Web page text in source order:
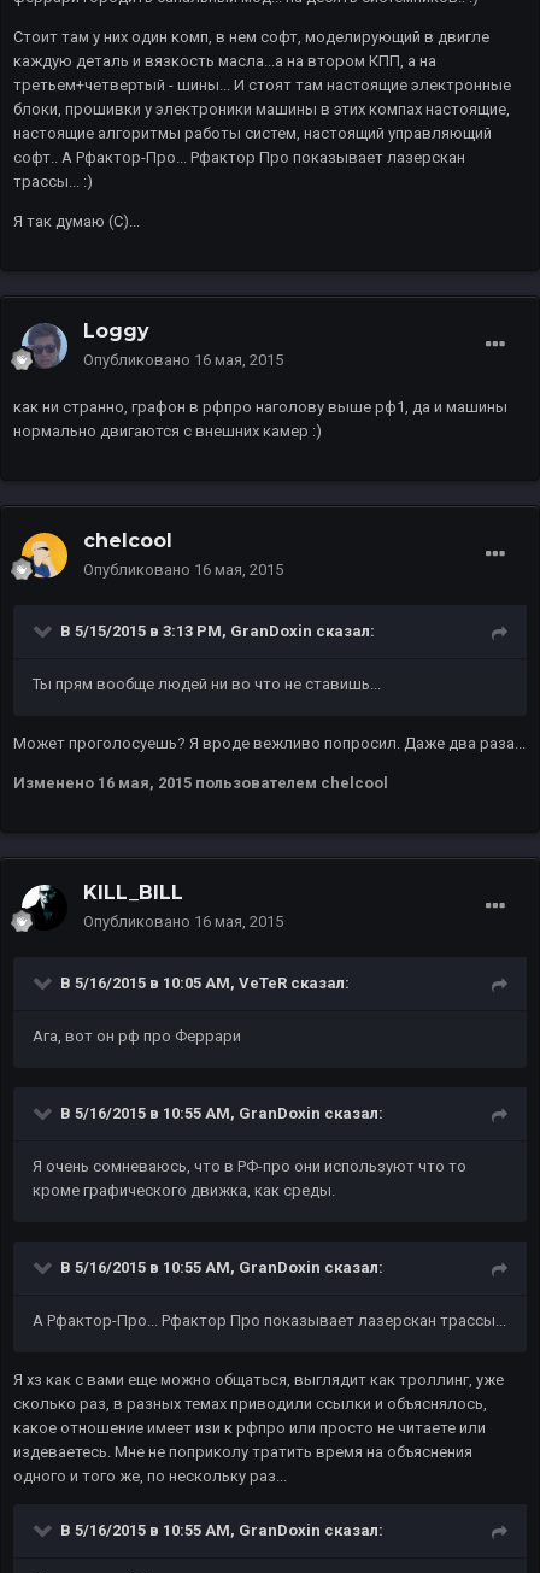
Стоит там у них один комп, в нем софт, моделирующий в двигле
каждую деталь и вязкость масла...а на втором КПП, а на
третьем+четвертый - шины... И стоят там настоящие электронные
блоки, прошивки у электроники машины в этих компах настоящие,
настоящие алгоритмы работы систем, настоящий управляющий
софт.. А Рфактор-Про... Рфактор Про показывает лазерскан
трассы... :)
Я так думаю (С)...
Loggy
Опубликовано 16 мая, 2015
как ни странно, графон в рфпро наголову выше рф1, да и машины
нормально двигаются с внешних камер :)
chelcool
Опубликовано 16 мая, 2015
В 5/15/2015 в 3:13 PM, GranDoxin сказал:
Ты прям вообще людей ни во что не ставишь...
Может проголосуешь? Я вроде вежливо попросил. Даже два раза...
Изменено 16 мая, 2015 пользователем chelcool
KILL_BILL
Опубликовано 16 мая, 2015
В 5/16/2015 в 10:05 AM, VeTeR сказал:
Ага, вот он рф про Феррари
В 5/16/2015 в 10:55 AM, GranDoxin сказал:
Я очень сомневаюсь, что в РФ-про они используют что то
кроме графического движка, как среды.
В 5/16/2015 в 10:55 AM, GranDoxin сказал:
А Рфактор-Про... Рфактор Про показывает лазерскан трассы...
Я хз как с вами еще можно общаться, выглядит как троллинг, уже
сколько раз, в разных темах приводили ссылки и объяснялось,
какое отношение имеет изи к рфпро или просто не читаете или
издеваетесь. Мне не поприколу тратить время на объяснения
одного и того же, по нескольку раз...
В 5/16/2015 в 10:55 AM, GranDoxin сказал: